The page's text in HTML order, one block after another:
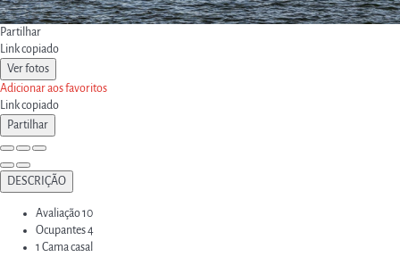
Partilhar
Link copiado
Ver fotos
Adicionar aos favoritos
Link copiado
Partilhar
DESCRIÇÃO
Avaliação10
Ocupantes4
1 Cama casal